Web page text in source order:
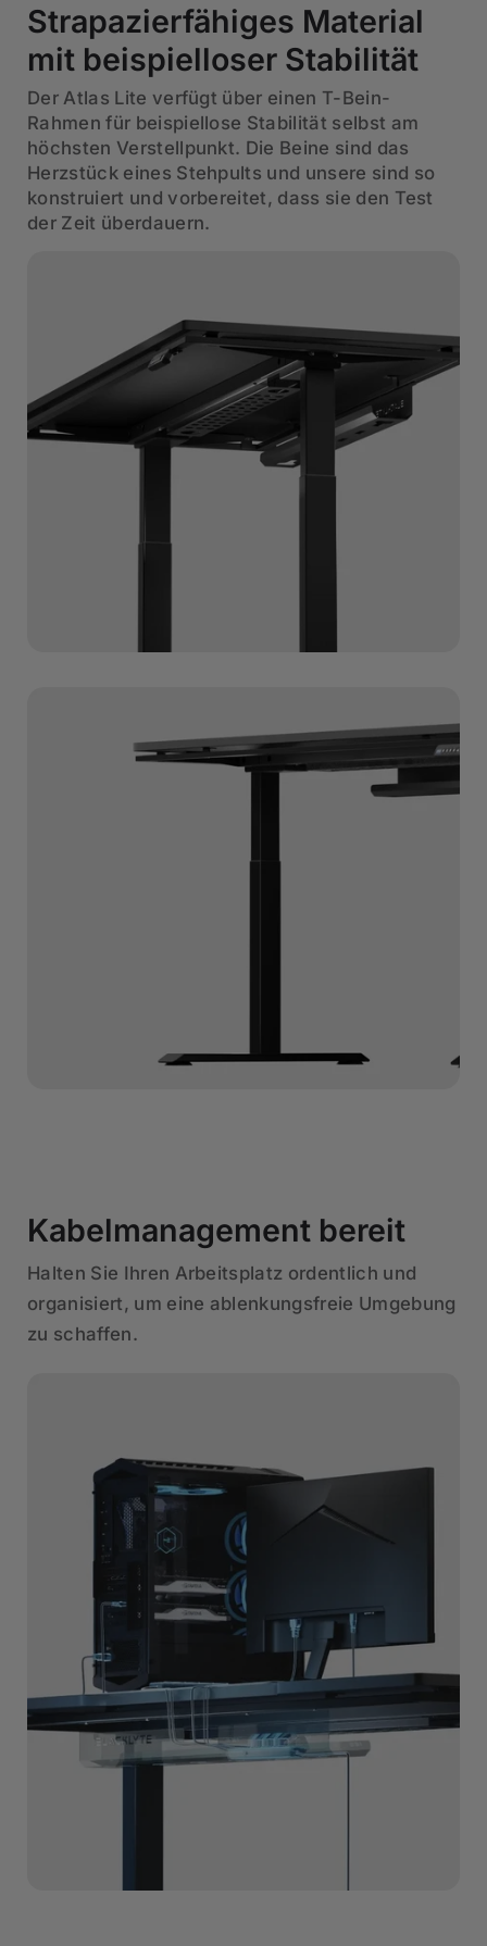
Strapazierfähiges Material
mit beispielloser Stabilität
Der Atlas Lite verfügt über einen T-Bein-
Rahmen für beispiellose Stabilität selbst am
höchsten Verstellpunkt. Die Beine sind das
Herzstück eines Stehpults und unsere sind so
konstruiert und vorbereitet, dass sie den Test
der Zeit überdauern.
Kabelmanagement bereit
Halten Sie Ihren Arbeitsplatz ordentlich und
organisiert, um eine ablenkungsfreie Umgebung
zu schaffen.